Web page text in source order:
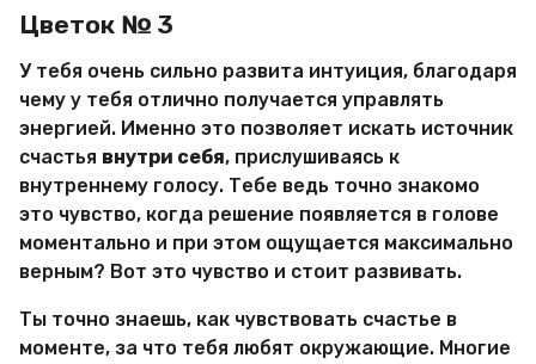
Цветок № 3
У тебя очень сильно развита интуиция, благодаря
чему у тебя отлично получается управлять
энергией. Именно это позволяет искать источник
счастья внутри себя, прислушиваясь к
внутреннему голосу. Тебе ведь точно знакомо
это чувство, когда решение появляется в голове
моментально и при этом ощущается максимально
верным? Вот это чувство и стоит развивать.
Ты точно знаешь, как чувствовать счастье в
моменте, за что тебя любят окружающие. Многие